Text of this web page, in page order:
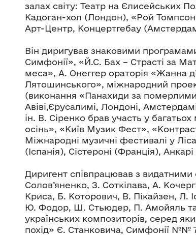
залах світу: Театр на Єлисейських
Кадоган-хол (Лондон), «Рой
Арт-Центр, Концертгебау
Він диригував знаковими
Симфонії», «Й.С. Бах – Страсті за
меса», А. Онеггер ораторія «Жанна
Лятошинського», міжнародний
(виконання «Панахиди за
Авіві,Єрусалимі, Лондоні,
ін. В. Сіренко брав участь у
осінь», «Київ Музик Фест»,
Міжнародні музичні фестивалі у
(Іспанія), Сістероні (Франція),
Диригент співпрацював з
Солов’яненко, З. Соткілава, А.
Криса, Б. Которович, В. Пікайзен,
Ю. Фодор, Ш. Стьюдер, П. Амойяль та
українських композиторів, серед
похід» Є. Станковича, Симфонії №№